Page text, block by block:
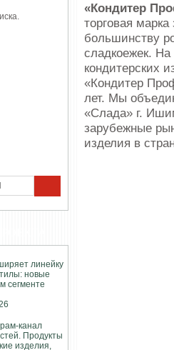
«Кондитер
торговая марка
большинству
сладкоежек. На
кондитерских
«Кондитер
лет. Мы
«Слада» г.
зарубежные
изделия в